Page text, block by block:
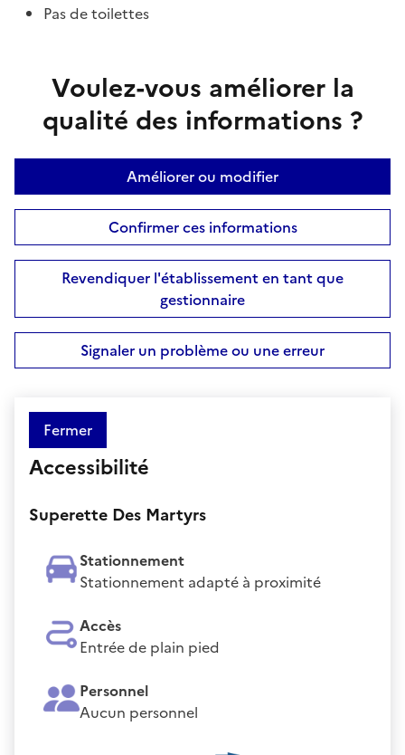
Pas de toilettes
Voulez-vous améliorer la
qualité des informations ?
Améliorer ou modifier
Confirmer ces informations
Revendiquer l'établissement en tant que
gestionnaire
Signaler un problème ou une erreur
Fermer
Accessibilité
Superette Des Martyrs
Stationnement
Stationnement adapté à proximité
Accès
Entrée de plain pied
Personnel
Aucun personnel